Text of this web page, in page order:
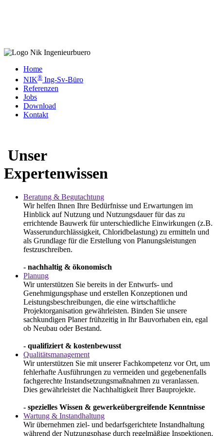
Home
NIK® Ing-Sv-Büro
Referenzen
Jobs
Download
Kontakt
Unser
Expertenwissen
Beratung & Begutachtung
Wir helfen Ihnen Ihre Bedürfnisse und Erwartungen im
Hinblick auf Nutzung und Nutzungsdauer für das zu
errichtende Bauwerk für unterschiedliche Einwirkungen (z.B.
Wasserundurchlässigkeit, Chloridbelastung) zu ermitteln und
als Grundlage für die Erstellung von Planungsleistungen
festzuschreiben.
- nachhaltig & ökonomisch
Planung
Wir unterstützen Sie bereits in der Entwurfs- und
Genehmigungsphase und erstellen Konzeptionen und
Leistungsbeschreibungen, die eine wirtschaftliche
Projektorganisation gewährleisten. Binden Sie unsere
sachkundigen Planer frühzeitig in Ihr Bauvorhaben ein, egal
ob Neubau oder Bestand.
- qualifiziert & kostenbewusst
Qualitätsmanagement
Wir unterstützen Sie mit unserer Fachkompetenz vor Ort, um
fehlerhafte Ausführungen zu vermeiden und gegebenenfalls
fachgerechte Instandsetzungsmaßnahmen zu veranlassen.
Dies gewährleistet die Nachhaltigkeit Ihrer Bauprojekte.
- spezielles Wissen & gewerkeübergreifende Kenntnisse
Wartung & Instandhaltung
Wir übernehmen ziel- und bedarfsgerichtete Instandhaltung
während der Nutzungsphase durch regelmäßige Inspektionen,